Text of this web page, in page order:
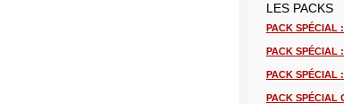
LES PACKS
PACK SPÉCIAL
PACK SPÉCIAL
PACK SPÉCIAL
PACK SPÉCIAL